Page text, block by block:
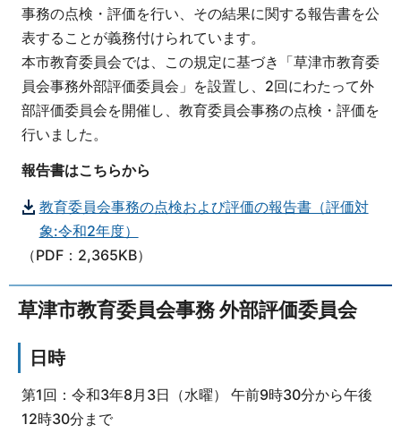
事務の点検・評価を行い、その結果に関する報告書を公
表することが義務付けられています。
本市教育委員会では、この規定に基づき「草津市教育委
員会事務外部評価委員会」を設置し、2回にわたって外
部評価委員会を開催し、教育委員会事務の点検・評価を
行いました。
報告書はこちらから
教育委員会事務の点検および評価の報告書（評価対
象:令和2年度）
（PDF：2,365KB）
草津市教育委員会事務 外部評価委員会
日時
第1回：令和3年8月3日（水曜） 午前9時30分から午後
12時30分まで